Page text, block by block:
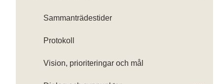
Sammanträdestider
Protokoll
Vision, prioriteringar och mål